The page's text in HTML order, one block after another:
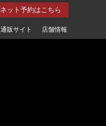
ネット予約はこちら
通販サイト 店舗情報